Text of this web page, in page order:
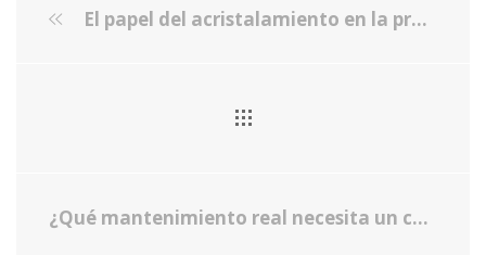
El papel del acristalamiento en la protección del mobiliario y la decoración frente al sol
¿Qué mantenimiento real necesita un cerramiento de cristal bien instalado?